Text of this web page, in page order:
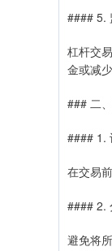
#### 5.
杠杆交
金或减
### 二
#### 1.
在交易
#### 2.
避免将